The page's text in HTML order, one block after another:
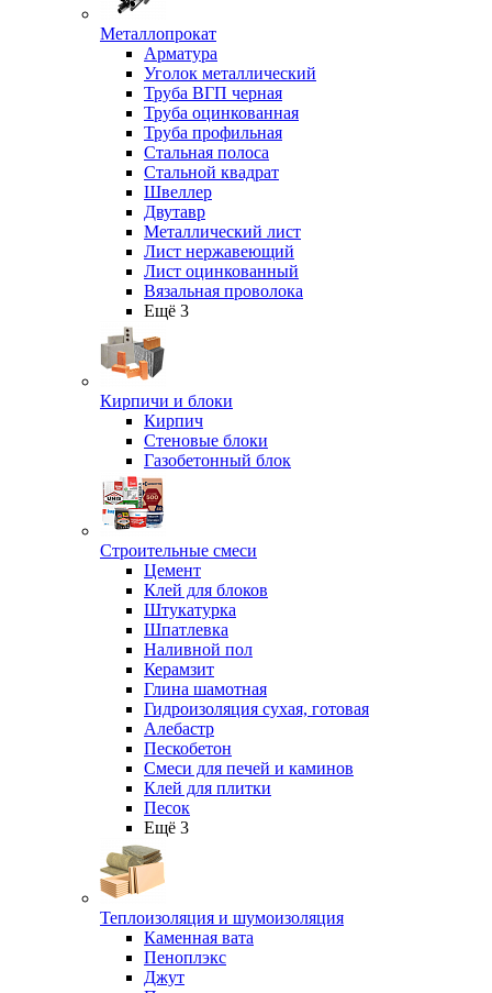
Металлопрокат
Арматура
Уголок металлический
Труба ВГП черная
Труба оцинкованная
Труба профильная
Стальная полоса
Стальной квадрат
Швеллер
Двутавр
Металлический лист
Лист нержавеющий
Лист оцинкованный
Вязальная проволока
Ещё 3
Кирпичи и блоки
Кирпич
Стеновые блоки
Газобетонный блок
Строительные смеси
Цемент
Клей для блоков
Штукатурка
Шпатлевка
Наливной пол
Керамзит
Глина шамотная
Гидроизоляция сухая, готовая
Алебастр
Пескобетон
Смеси для печей и каминов
Клей для плитки
Песок
Ещё 3
Теплоизоляция и шумоизоляция
Каменная вата
Пеноплэкс
Джут